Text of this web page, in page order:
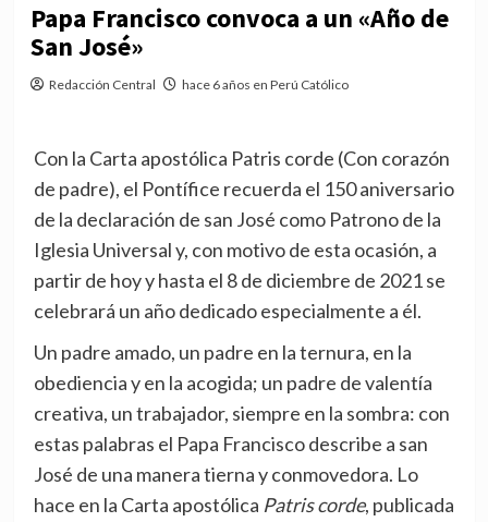
Papa Francisco convoca a un «Año de
San José»
Redacción Central hace 6 años en Perú Católico
Con la Carta apostólica Patris corde (Con corazón
de padre), el Pontífice recuerda el 150 aniversario
de la declaración de san José como Patrono de la
Iglesia Universal y, con motivo de esta ocasión, a
partir de hoy y hasta el 8 de diciembre de 2021 se
celebrará un año dedicado especialmente a él.
Un padre amado, un padre en la ternura, en la
obediencia y en la acogida; un padre de valentía
creativa, un trabajador, siempre en la sombra: con
estas palabras el Papa Francisco describe a san
José de una manera tierna y conmovedora. Lo
hace en la Carta apostólica Patris corde, publicada